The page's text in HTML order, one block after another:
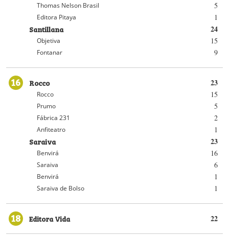
5
Thomas Nelson Brasil
1
Editora Pitaya
24
Santillana
15
Objetiva
9
Fontanar
16 23
Rocco
15
Rocco
5
Prumo
2
Fábrica 231
1
Anfiteatro
23
Saraiva
16
Benvirá
6
Saraiva
1
Benvirá
1
Saraiva de Bolso
18 22
Editora Vida